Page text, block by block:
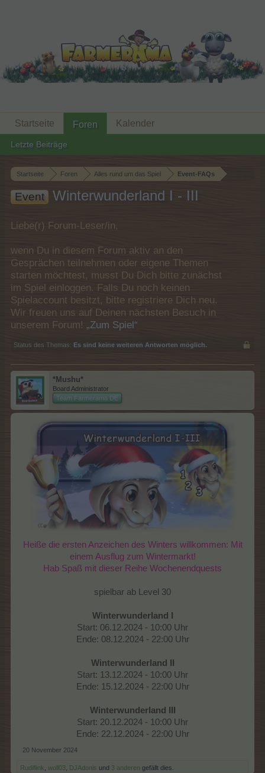
Startseite Foren Alles rund um das Spiel Event-FAQs
Event Winterwunderland I - III
Liebe(r) Forum-Leser/in,
wenn Du in diesem Forum aktiv an den
Gesprächen teilnehmen oder eigene Themen
starten möchtest, musst Du Dich bitte zunächst
im Spiel einloggen. Falls Du noch keinen
Spielaccount besitzt, bitte registriere Dich neu.
Wir freuen uns auf Deinen nächsten Besuch in
unserem Forum! „Zum Spiel“
Status des Themas: Es sind keine weiteren Antworten möglich.
*Mushu*
Board Administrator
Team Farmerama DE
Heiße die ersten Anzeichen des Winters willkommen: Mit
einem Ausflug zum Wintermarkt!
Hab Spaß mit dieser Reihe Wochenendquests
spielbar ab Level 30
Winterwunderland I
Start: 06.12.2024 - 10:00 Uhr
Ende: 08.12.2024 - 22:00 Uhr
Winterwunderland II
Start: 13.12.2024 - 10:00 Uhr
Ende: 15.12.2024 - 22:00 Uhr
Winterwunderland III
Start: 20.12.2024 - 10:00 Uhr
Ende: 22.12.2024 - 22:00 Uhr​
20 November 2024
Rudiflink woll03 DJAdonis und 3 anderen gefällt dies.
Startseite Foren
Letzte Beiträge
Kalender